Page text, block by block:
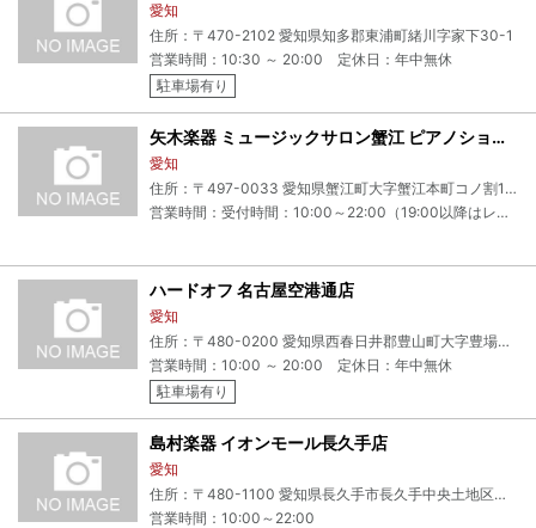
愛知
住所：〒470-2102 愛知県知多郡東浦町緒川字家下30-1
営業時間：10:30 ～ 20:00 定休日：年中無休
駐車場有り
矢木楽器 ミュージックサロン蟹江 ピアノショップ
愛知
住所：〒497-0033 愛知県蟹江町大字蟹江本町コノ割1ｰ1 ヨシヅヤ 蟹江専門店館2階
営業時間：受付時間：10:00～22:00（19:00以降はレッスンが終わり次第終了）（年末年始・GW・夏季他臨時休業の場合有り）
ハードオフ 名古屋空港通店
愛知
住所：〒480-0200 愛知県西春日井郡豊山町大字豊場字流川179
営業時間：10:00 ～ 20:00 定休日：年中無休
駐車場有り
島村楽器 イオンモール長久手店
愛知
住所：〒480-1100 愛知県長久手市長久手中央土地区画整理事業地内5・10・11街区 イオンモール長久手 4階
営業時間：10:00～22:00